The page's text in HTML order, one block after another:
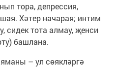
тора, депрессия,
Хәтер начарая; интим
сидек тота алмау, җенси
башлана.
– ул сөякләргә